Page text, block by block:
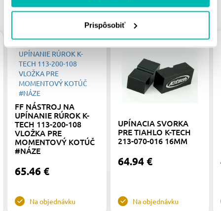
Prispôsobiť
PODOBNÉ PRODUKTY
FF NÁSTROJ NA
UPÍNANIE RÚROK K-
TECH 113-200-108
VLOŽKA PRE
MOMENTOVÝ KOTÚČ
#NÁZE
65.46 €
Na objednávku
UPÍNACIA SVORKA
PRE TIAHLO K-TECH
213-070-016 16MM
64.94 €
Na objednávku